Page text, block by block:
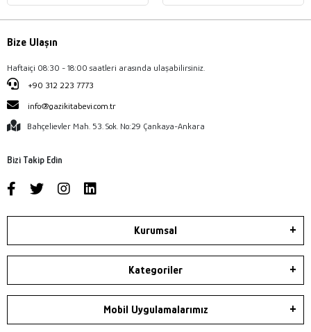
Bize Ulaşın
Haftaiçi 08:30 - 18:00 saatleri arasında ulaşabilirsiniz.
+90 312 223 7773
info@gazikitabevi.com.tr
Bahçelievler Mah. 53. Sok. No:29 Çankaya-Ankara
Bizi Takip Edin
Kurumsal
Kategoriler
Mobil Uygulamalarımız